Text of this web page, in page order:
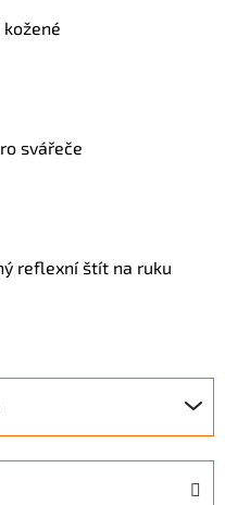
kožené
svářeče
reflexní štít na ruku